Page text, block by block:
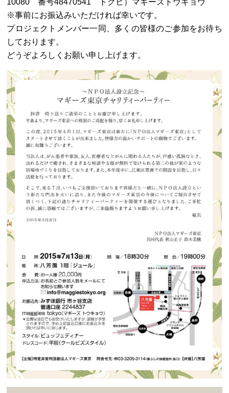
10080 番号48470541 トクヒ）マギーズトウキョウ
※事前にお振込みいただければ幸いです。
プロジェクトメンバー一同、多くの皆様のご参加をお待ち
しております。
どうぞよろしくお願い申し上げます。